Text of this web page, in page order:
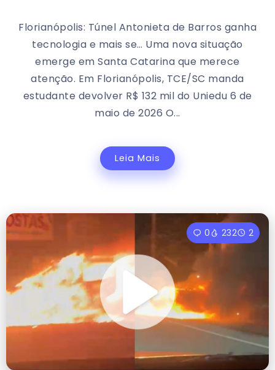
Florianópolis: Túnel Antonieta de Barros ganha
tecnologia e mais se… Uma nova situação
emerge em Santa Catarina que merece
atenção. Em Florianópolis, TCE/SC manda
estudante devolver R$ 132 mil do Uniedu 6 de
maio de 2026 O...
Leia Mais
0 232 2